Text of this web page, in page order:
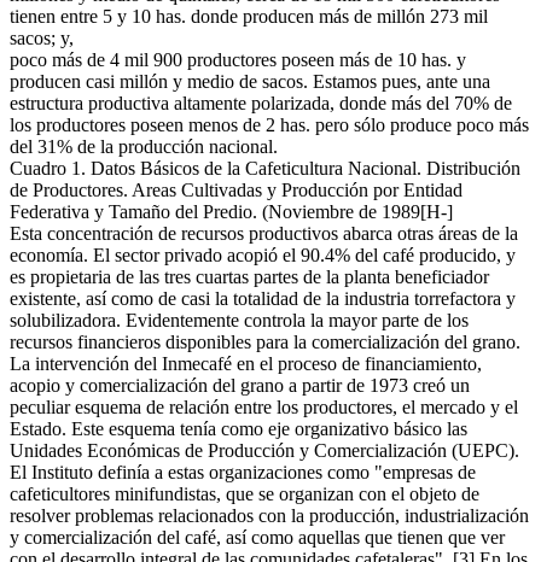
tienen entre 5 y 10 has. donde producen más de millón 273 mil
sacos; y,
poco más de 4 mil 900 productores poseen más de 10 has. y
producen casi millón y medio de sacos. Estamos pues, ante una
estructura productiva altamente polarizada, donde más del 70% de
los productores poseen menos de 2 has. pero sólo produce poco más
del 31% de la producción nacional.
Cuadro 1. Datos Básicos de la Cafeticultura Nacional. Distribución
de Productores. Areas Cultivadas y Producción por Entidad
Federativa y Tamaño del Predio. (Noviembre de 1989[H-]
Esta concentración de recursos productivos abarca otras áreas de la
economía. El sector privado acopió el 90.4% del café producido, y
es propietaria de las tres cuartas partes de la planta beneficiador
existente, así como de casi la totalidad de la industria torrefactora y
solubilizadora. Evidentemente controla la mayor parte de los
recursos financieros disponibles para la comercialización del grano.
La intervención del Inmecafé en el proceso de financiamiento,
acopio y comercialización del grano a partir de 1973 creó un
peculiar esquema de relación entre los productores, el mercado y el
Estado. Este esquema tenía como eje organizativo básico las
Unidades Económicas de Producción y Comercialización (UEPC).
El Instituto definía a estas organizaciones como "empresas de
cafeticultores minifundistas, que se organizan con el objeto de
resolver problemas relacionados con la producción, industrialización
y comercialización del café, así como aquellas que tienen que ver